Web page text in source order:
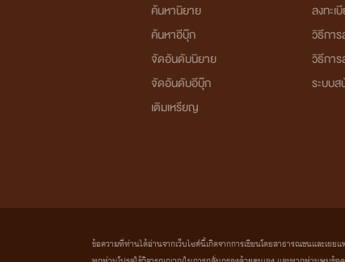
ค้นหานิยาย
ค้นหาอีบุ๊ก
จัดอันดับนิยาย
จัดอันดับอีบุ๊ก
เติมเหรียญ
ลงทะเ
วิธีกา
วิธีกา
ระบบ
ข้อความที่ท่านได้อ่านจากเว็บไซต์นี้เกิดจากการเขียนโดยสาธารณชนและเ